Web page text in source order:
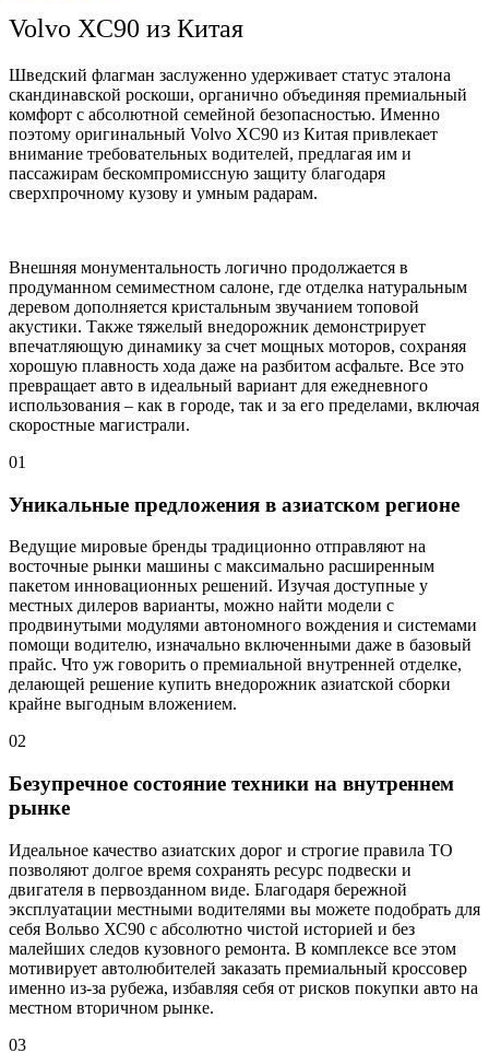
Volvo XC90 из Китая
Шведский флагман заслуженно удерживает статус эталона
скандинавской роскоши, органично объединяя премиальный
комфорт с абсолютной семейной безопасностью. Именно
поэтому оригинальный Volvo XC90 из Китая привлекает
внимание требовательных водителей, предлагая им и
пассажирам бескомпромиссную защиту благодаря
сверхпрочному кузову и умным радарам.
Внешняя монументальность логично продолжается в
продуманном семиместном салоне, где отделка натуральным
деревом дополняется кристальным звучанием топовой
акустики. Также тяжелый внедорожник демонстрирует
впечатляющую динамику за счет мощных моторов, сохраняя
хорошую плавность хода даже на разбитом асфальте. Все это
превращает авто в идеальный вариант для ежедневного
использования – как в городе, так и за его пределами, включая
скоростные магистрали.
01
Уникальные предложения в азиатском регионе
Ведущие мировые бренды традиционно отправляют на
восточные рынки машины с максимально расширенным
пакетом инновационных решений. Изучая доступные у
местных дилеров варианты, можно найти модели с
продвинутыми модулями автономного вождения и системами
помощи водителю, изначально включенными даже в базовый
прайс. Что уж говорить о премиальной внутренней отделке,
делающей решение купить внедорожник азиатской сборки
крайне выгодным вложением.
02
Безупречное состояние техники на внутреннем
рынке
Идеальное качество азиатских дорог и строгие правила ТО
позволяют долгое время сохранять ресурс подвески и
двигателя в первозданном виде. Благодаря бережной
эксплуатации местными водителями вы можете подобрать для
себя Вольво ХС90 с абсолютно чистой историей и без
малейших следов кузовного ремонта. В комплексе все этом
мотивирует автолюбителей заказать премиальный кроссовер
именно из-за рубежа, избавляя себя от рисков покупки авто на
местном вторичном рынке.
03